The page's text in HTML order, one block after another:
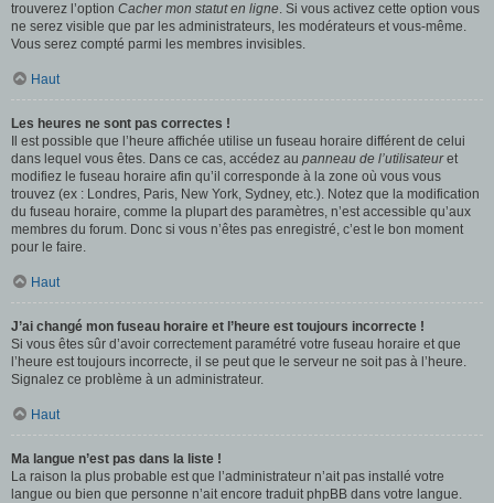
trouverez l’option Cacher mon statut en ligne. Si vous activez cette option vous
ne serez visible que par les administrateurs, les modérateurs et vous-même.
Vous serez compté parmi les membres invisibles.
Haut
Les heures ne sont pas correctes !
Il est possible que l’heure affichée utilise un fuseau horaire différent de celui
dans lequel vous êtes. Dans ce cas, accédez au panneau de l’utilisateuret
modifiez le fuseau horaire afin qu’il corresponde à la zone où vous vous
trouvez (ex : Londres, Paris, New York, Sydney, etc.). Notez que la modification
du fuseau horaire, comme la plupart des paramètres, n’est accessible qu’aux
membres du forum. Donc si vous n’êtes pas enregistré, c’est le bon moment
pour le faire.
Haut
J’ai changé mon fuseau horaire et l’heure est toujours incorrecte !
Si vous êtes sûr d’avoir correctement paramétré votre fuseau horaire et que
l’heure est toujours incorrecte, il se peut que le serveur ne soit pas à l’heure.
Signalez ce problème à un administrateur.
Haut
Ma langue n’est pas dans la liste !
La raison la plus probable est que l’administrateur n’ait pas installé votre
langue ou bien que personne n’ait encore traduit phpBB dans votre langue.